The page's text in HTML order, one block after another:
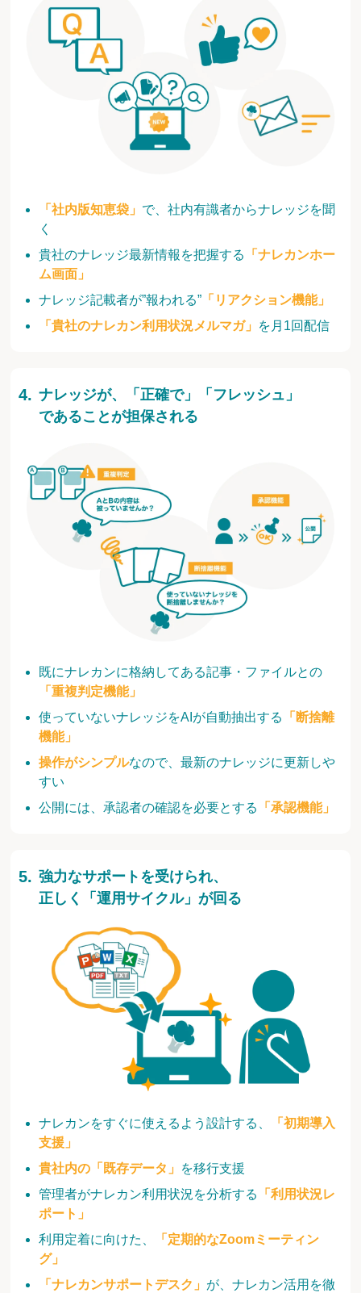
「社内版知恵袋」 で、社内有識者からナレッジを聞
く
貴社のナレッジ最新情報を把握する
「ナレカンホー
ム画面」
ナレッジ記載者が”報われる” 「リアクション機能」
「貴社のナレカン利用状況メルマガ」 を月1回配信
既にナレカンに格納してある記事・ファイルとの
「重複判定機能」
使っていないナレッジをAIが自動抽出する
「断捨離
機能」
操作がシンプルなので、最新のナレッジに更新しや
すい
公開には、承認者の確認を必要とする
「承認機能」
ナレッジが、「正確で」「フレッシュ」
であることが担保される
ナレカンをすぐに使えるよう設計する、
「初期導入
支援」
貴社内の「既存データ」 を移行支援
管理者がナレカン利用状況を分析する
「利用状況レ
ポート」
利用定着に向けた、
「定期的なZoomミーティン
グ」
「ナレカンサポートデスク」 が、ナレカン活用を徹
強力なサポートを受けられ、
正しく「運用サイクル」が回る